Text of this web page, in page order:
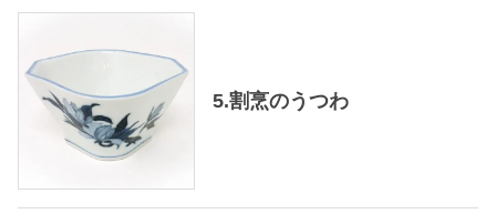
5.割烹のうつわ